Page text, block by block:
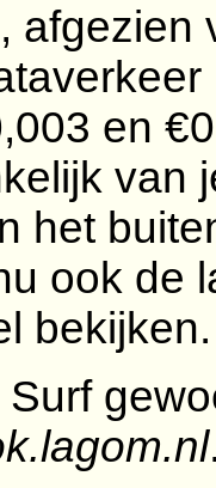
afgezien
en
van
het
ook de
bekijken.
Surf